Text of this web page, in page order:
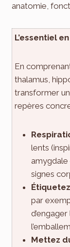
anatomie,
L’essentiel
En
thalamus,
transformer
repères
lents
amygdale
signes
par
Mettez